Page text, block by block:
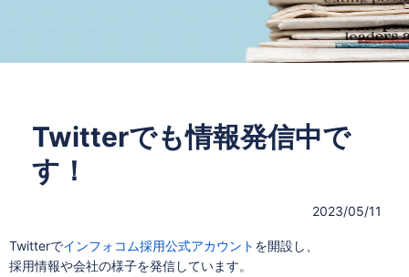
Twitterでも情報発信中で
す！
2023/05/11
Twitterでインフォコム採用公式アカウント を開設し、
採用情報や会社の様子を発信しています。